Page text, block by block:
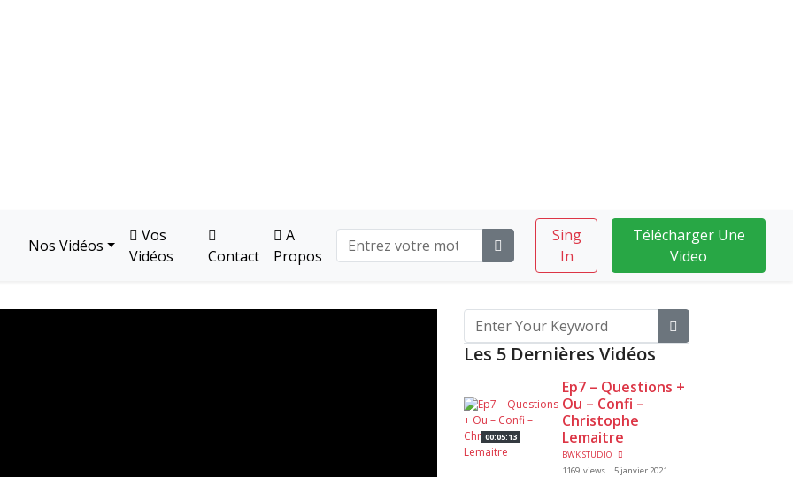
Nos Vidéos
Vos
Vidéos
Contact
A
Propos
Sing
In
Télécharger Une
Video
Les 5 Dernières Vidéos
00:05:13
Ep7 – Questions +
Ou – Confi –
Christophe
Lemaitre
BWK STUDIO
1169 views
5 janvier 2021